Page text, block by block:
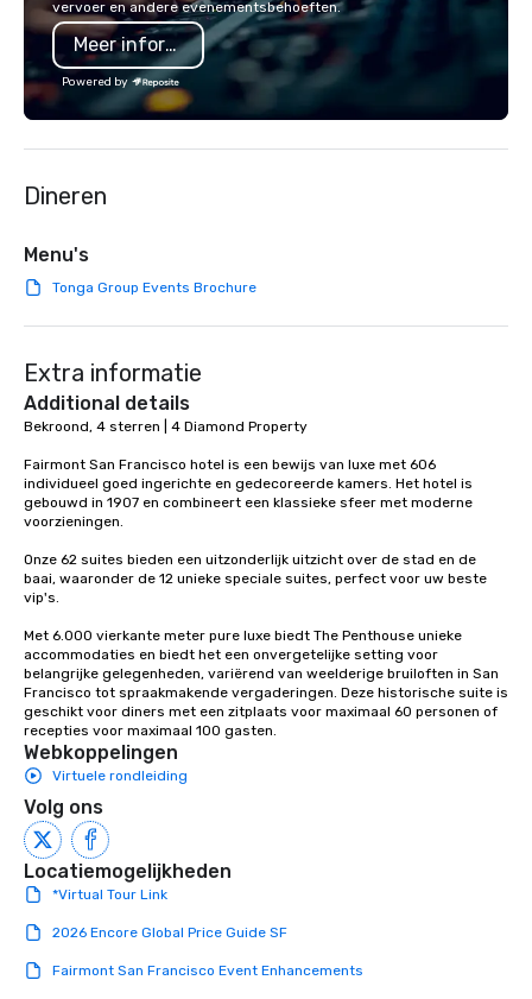
a Monterey Bay Trek.
vervoer en andere evenementsbehoeften.
Meer informatie
Powered by
Dineren
Menu's
Tonga Group Events Brochure
Extra informatie
Additional details
Bekroond, 4 sterren | 4 Diamond Property
Fairmont San Francisco hotel is een bewijs van luxe met 606
individueel goed ingerichte en gedecoreerde kamers. Het hotel is
gebouwd in 1907 en combineert een klassieke sfeer met moderne
voorzieningen.
Onze 62 suites bieden een uitzonderlijk uitzicht over de stad en de
baai, waaronder de 12 unieke speciale suites, perfect voor uw beste
vip's.
Met 6.000 vierkante meter pure luxe biedt The Penthouse unieke
accommodaties en biedt het een onvergetelijke setting voor
belangrijke gelegenheden, variërend van weelderige bruiloften in San
Francisco tot spraakmakende vergaderingen. Deze historische suite is
geschikt voor diners met een zitplaats voor maximaal 60 personen of
recepties voor maximaal 100 gasten.
Webkoppelingen
Virtuele rondleiding
Volg ons
Locatiemogelijkheden
*Virtual Tour Link
2026 Encore Global Price Guide SF
Fairmont San Francisco Event Enhancements